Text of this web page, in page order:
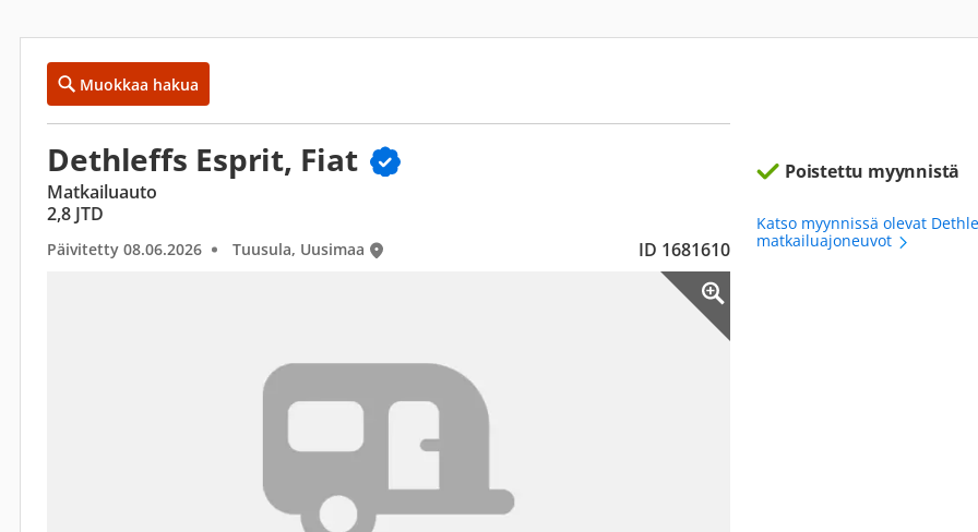
Muokkaa hakua
Dethleffs Esprit, Fiat
Matkailuauto
2,8 JTD
Päivitetty 08.06.2026 Tuusula, Uusimaa ID 1681610
Poistettu myynnistä
Katso myynnissä olevat
matkailuajoneuvot